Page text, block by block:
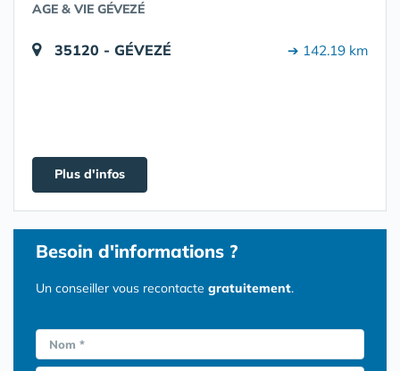
AGE & VIE GÉVEZÉ
35120 - GÉVEZÉ ➔ 142.19 km
Plus d'infos
Besoin d'informations ?
Un conseiller vous recontacte gratuitement.
Nom *